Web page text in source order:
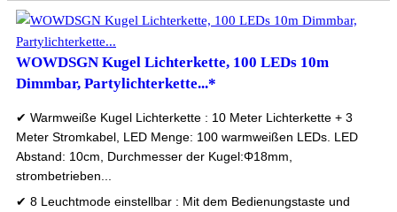
WOWDSGN Kugel Lichterkette, 100 LEDs 10m
Dimmbar, Partylichterkette...*
✔ Warmweiße Kugel Lichterkette : 10 Meter Lichterkette + 3
Meter Stromkabel, LED Menge: 100 warmweißen LEDs. LED
Abstand: 10cm, Durchmesser der Kugel:Φ18mm,
strombetrieben...
✔ 8 Leuchtmode einstellbar : Mit dem Bedienungstaste und